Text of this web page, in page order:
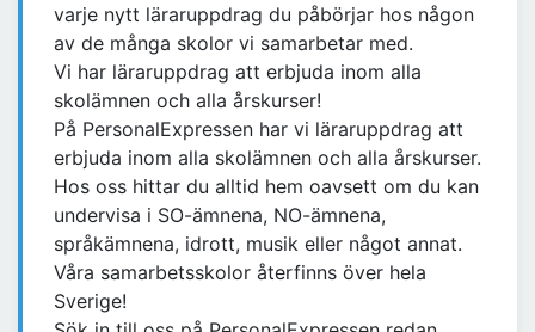
varje nytt läraruppdrag du påbörjar hos någon
av de många skolor vi samarbetar med.
Vi har läraruppdrag att erbjuda inom alla
skolämnen och alla årskurser!
På PersonalExpressen har vi läraruppdrag att
erbjuda inom alla skolämnen och alla årskurser.
Hos oss hittar du alltid hem oavsett om du kan
undervisa i SO-ämnena, NO-ämnena,
språkämnena, idrott, musik eller något annat.
Våra samarbetsskolor återfinns över hela
Sverige!